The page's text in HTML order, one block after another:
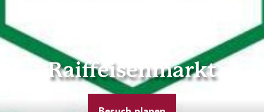
Raiffeisenmarkt